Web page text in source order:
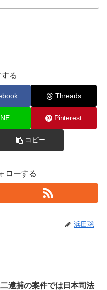
る
Threads
Pinterest
コピー
ローする
浜田聡
逮捕の案件では日本司法